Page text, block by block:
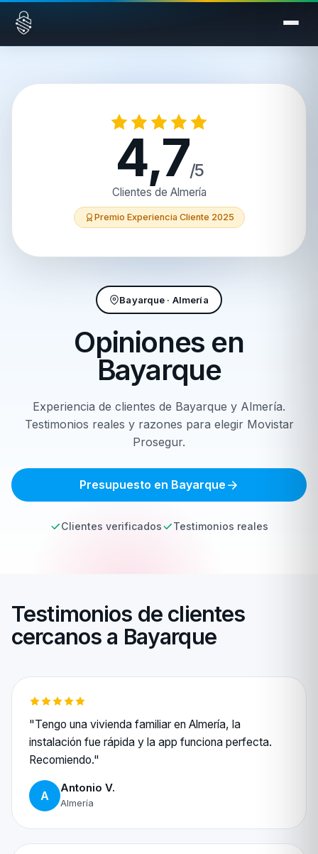
Saltar al contenido
Bayarque · Almería
Opiniones en
Bayarque
Experiencia de clientes de Bayarque y Almería.
Testimonios reales y razones para elegir Movistar
Prosegur.
Presupuesto en Bayarque
Clientes verificados Testimonios reales
4,7/5
Clientes de Almería
Premio Experiencia Cliente 2025
Testimonios de clientes
cercanos a Bayarque
"Tengo una vivienda familiar en Almería, la
instalación fue rápida y la app funciona perfecta.
Recomiendo."
A
Antonio V.
Almería